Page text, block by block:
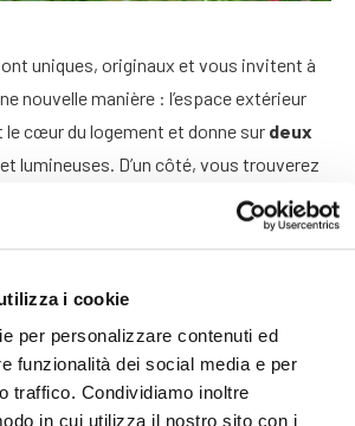
i cookie
per personalizzare contenuti ed
funzionalità dei social media e per
traffico. Condividiamo inoltre
in cui utilizza il nostro sito con i
uniques, originaux et vous invitent à
nouvelle manière : l’espace extérieur
cœur du logement et donne sur deux
lumineuses. D’un côté, vous trouverez
à l’opposé une deuxième chambre, un
qui s’ouvrent sur le patio. Les grandes
de l’ameublement, créant une
sera une nouvelle expérience pour toute
pourront profiter de l’intimité d’une